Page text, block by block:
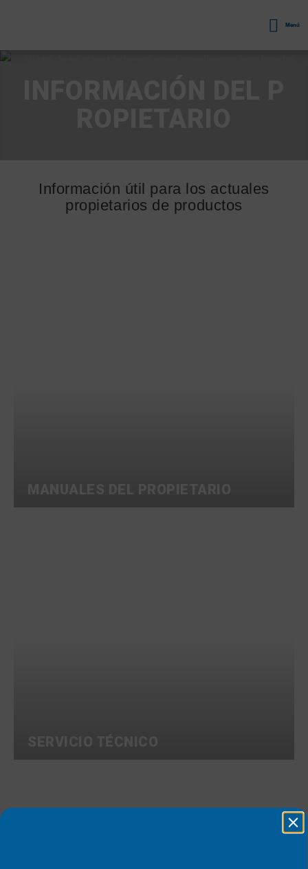
Menú
Información útil para los actuales
propietarios de productos